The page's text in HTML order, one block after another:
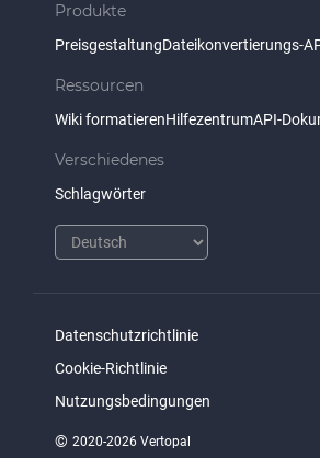
Produkte
PreisgestaltungDateikonvertierungs-
Ressourcen
Wiki formatierenHilfezentrumAPI-
Verschiedenes
Schlagwörter
Datenschutzrichtlinie
Cookie-Richtlinie
Nutzungsbedingungen
© 2020-2026 Vertopal